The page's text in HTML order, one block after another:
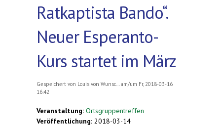
Ratkaptista Bando“.
Neuer Esperanto-
Kurs startet im März
Gespeichert von Louis von Wunsc...
am/um Fr, 2018-03-16
16:42
Veranstaltung: Ortsgruppentreffen
Veröffentlichung: 2018-03-14